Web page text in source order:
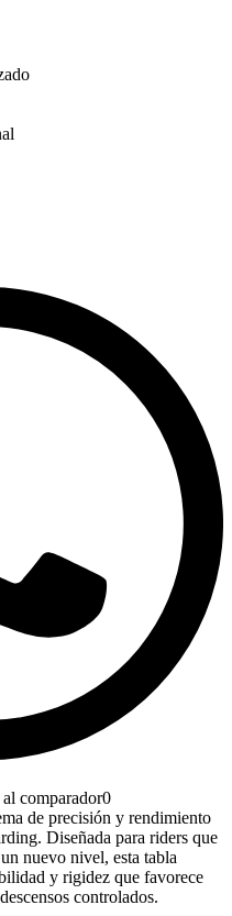
comparador0
de precisión y rendimiento
Diseñada para riders que
nuevo nivel, esta tabla
y rigidez que favorece
controlados.